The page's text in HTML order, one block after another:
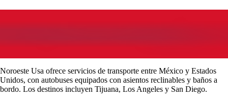
Noroeste Usa ofrece servicios de transporte entre México y Estados
Unidos, con autobuses equipados con asientos reclinables y baños a
bordo. Los destinos incluyen Tijuana, Los Angeles y San Diego.